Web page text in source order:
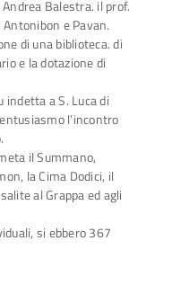
Balestra. il prof.
e Pavan.
di una biblioteca. di
e la dotazione di
a S. Luca di
l’incontro
il Summano,
la Cima Dodici, il
al Grappa ed agli
si ebbero 367